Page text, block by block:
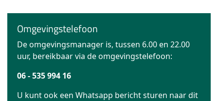
Omgevingstelefoon
De omgevingsmanager is, tussen 6.00 en 22.00
uur, bereikbaar via de omgevingstelefoon:
06 - 535 994 16
U kunt ook een Whatsapp bericht sturen naar dit